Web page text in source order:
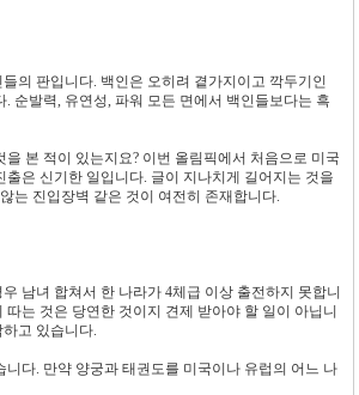
의 판입니다. 백인은 오히려 곁가지이고 깍두기인
순발력, 유연성, 파워 모든 면에서 백인들보다는 흑
본 적이 있는지요? 이번 올림픽에서 처음으로 미국
은 신기한 일입니다. 글이 지나치게 길어지는 것을
는 진입장벽 같은 것이 여전히 존재합니다.
남녀 합쳐서 한 나라가 4체급 이상 출전하지 못합니
는 것은 당연한 것이지 견제 받아야 할 일이 아닙니
고 있습니다.
다. 만약 양궁과 태권도를 미국이나 유럽의 어느 나